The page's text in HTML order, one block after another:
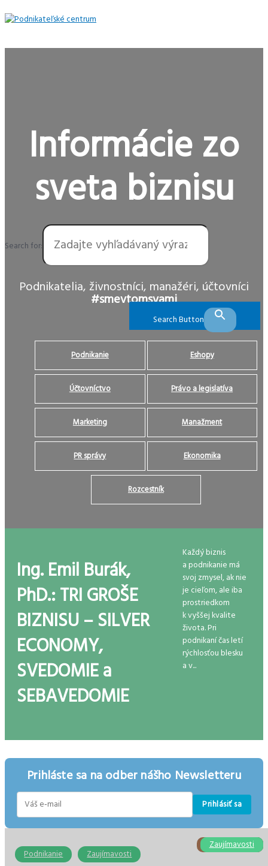
Preskočiť
na
Menu
Informácie zo
sveta biznisu
Search for:
Search Button
Podnikatelia, živnostníci, manažéri, účtovníci
#smevtomsvami
Podnikanie Eshopy
Účtovníctvo Právo a legislatíva
Marketing Manažment
PR správy Ekonomika
Rozcestník
Ing. Emil Burák,
PhD.: TRI GROŠE
BIZNISU – SILVER
ECONOMY,
SVEDOMIE a
SEBAVEDOMIE
Každý biznis
a podnikanie má
svoj zmysel, ak nie
je cieľom, ale iba
prostriedkom
k vyššej kvalite
života. Pri
podnikaní čas letí
rýchlosťou blesku
a v...
Prihláste sa na odber nášho Newsletteru
Prihlásiť sa
Podnikanie Zaujímavosti
Ekonomika
Ekonomika
Podnikanie
Stavebníctvo
Zaujímavosti
Zaujímavosti